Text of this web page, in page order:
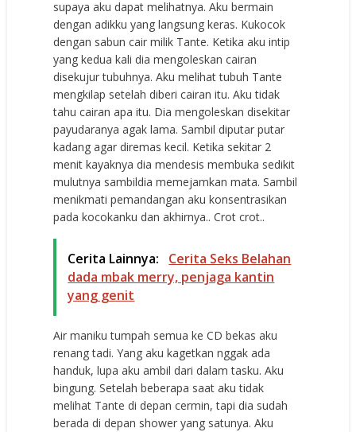
supaya aku dapat melihatnya. Aku bermain
dengan adikku yang langsung keras. Kukocok
dengan sabun cair milik Tante. Ketika aku intip
yang kedua kali dia mengoleskan cairan
disekujur tubuhnya. Aku melihat tubuh Tante
mengkilap setelah diberi cairan itu. Aku tidak
tahu cairan apa itu. Dia mengoleskan disekitar
payudaranya agak lama. Sambil diputar putar
kadang agar diremas kecil. Ketika sekitar 2
menit kayaknya dia mendesis membuka sedikit
mulutnya sambildia memejamkan mata. Sambil
menikmati pemandangan aku konsentrasikan
pada kocokanku dan akhirnya.. Crot crot..
Cerita Lainnya:
Cerita Seks Belahan
dada mbak merry, penjaga kantin
yang genit
Air maniku tumpah semua ke CD bekas aku
renang tadi. Yang aku kagetkan nggak ada
handuk, lupa aku ambil dari dalam tasku. Aku
bingung. Setelah beberapa saat aku tidak
melihat Tante di depan cermin, tapi dia sudah
berada di depan shower yang satunya. Aku